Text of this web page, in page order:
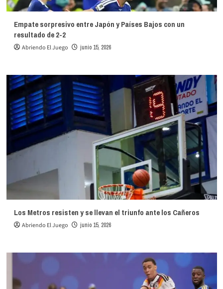
Empate sorpresivo entre Japón y Países Bajos con un
resultado de 2-2
Abriendo El Juego junio 15, 2026
Los Metros resisten y se llevan el triunfo ante los Cañeros
Abriendo El Juego junio 15, 2026